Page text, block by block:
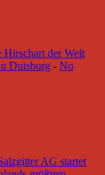
Hirschart der Welt
Duisburg - No
AG startet